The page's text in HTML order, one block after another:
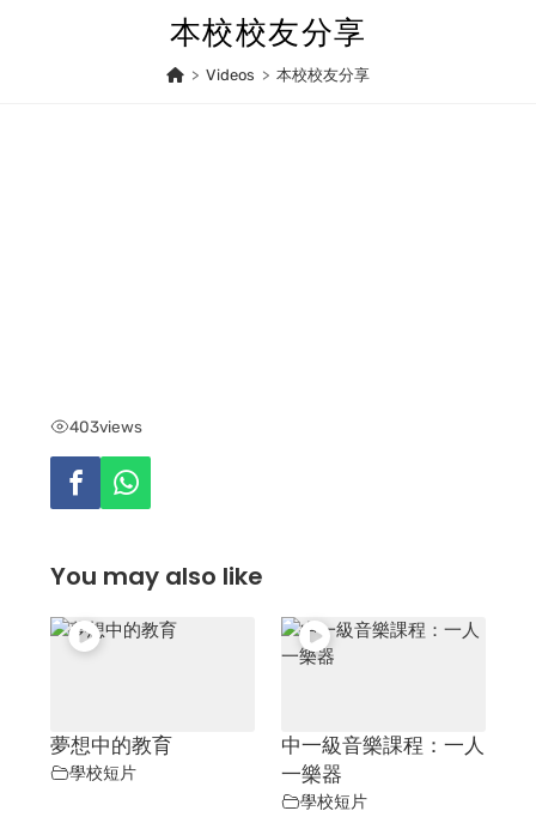
本校校友分享
> Videos > 本校校友分享
403views
You may also like
夢想中的教育
學校短片
中一級音樂課程：一人
一樂器
學校短片